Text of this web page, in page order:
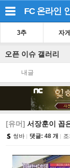
FC 온라인
3추 자게
오픈 이슈 갤러리
내글
[유머] 서장훈이 꼽
썽바 댓글: 48 개